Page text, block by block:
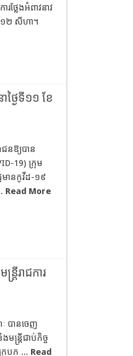
ថ្លែងអំពាវនាវ
១២ សីហា។
ងៃទី១១ ខែ
នឱ្យបាន
19) ក្រុម
មានកូវីដ-១៩
Read More
រីរាជការ
បានចេញ
ន្ត្រីជាប់កិច្ច
របក ... Read